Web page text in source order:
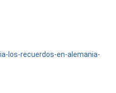
los-recuerdos-en-alemania-